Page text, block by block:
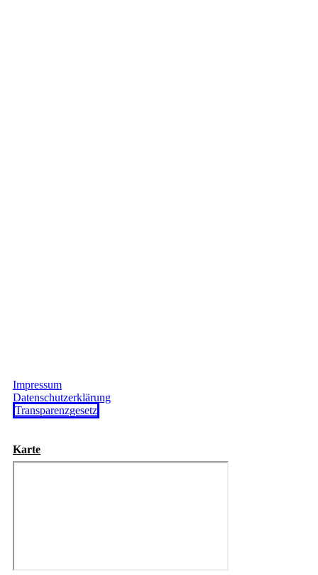
Impressum
Datenschutzerklärung
Transparenzgesetz
Karte